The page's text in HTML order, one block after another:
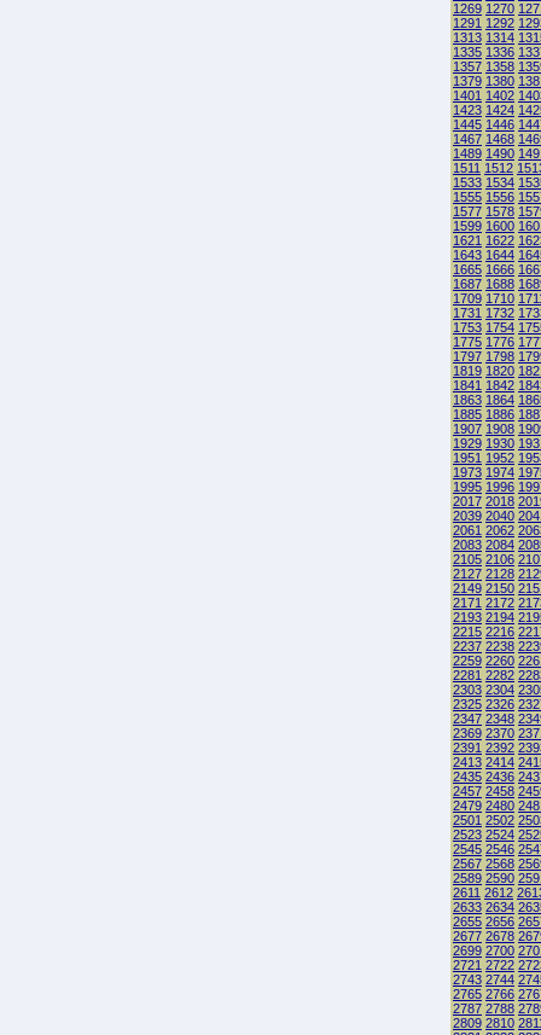
1269 1270
1291 1292
1313 1314
1335 1336
1357 1358
1379 1380
1401 1402
1423 1424
1445 1446
1467 1468
1489 1490
1511 1512
1533 1534
1555 1556
1577 1578
1599 1600
1621 1622
1643 1644
1665 1666
1687 1688
1709 1710
1731 1732
1753 1754
1775 1776
1797 1798
1819 1820
1841 1842
1863 1864
1885 1886
1907 1908
1929 1930
1951 1952
1973 1974
1995 1996
2017 2018
2039 2040
2061 2062
2083 2084
2105 2106
2127 2128
2149 2150
2171 2172
2193 2194
2215 2216
2237 2238
2259 2260
2281 2282
2303 2304
2325 2326
2347 2348
2369 2370
2391 2392
2413 2414
2435 2436
2457 2458
2479 2480
2501 2502
2523 2524
2545 2546
2567 2568
2589 2590
2611 2612
2633 2634
2655 2656
2677 2678
2699 2700
2721 2722
2743 2744
2765 2766
2787 2788
2809 2810